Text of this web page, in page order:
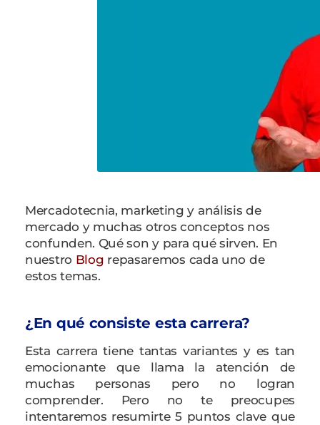
Mercadotecnia, marketing y análisis de
mercado y muchas otros conceptos nos
confunden. Qué son y para qué sirven. En
nuestro Blog repasaremos cada uno de
estos temas.
¿En qué consiste esta carrera?
Esta carrera tiene tantas variantes y es tan
emocionante que llama la atención de
muchas personas pero no logran
comprender. Pero no te preocupes
intentaremos resumirte 5 puntos clave que